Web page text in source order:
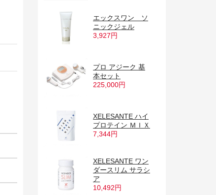
エックスワン ソ
ニックジェル
3,927円
プロ アジーク 基
本セット
225,000円
XELESANTE ハイ
プロテイン ＭＩＸ
7,344円
XELESANTE ワン
ダースリム サラシ
ア
10,492円